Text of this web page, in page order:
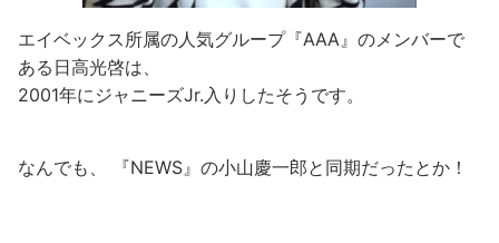
エイベックス所属の人気グループ『AAA』のメンバーで
ある日高光啓は、
2001年にジャニーズJr.入りしたそうです。
なんでも、 『NEWS』の小山慶一郎と同期だったとか！